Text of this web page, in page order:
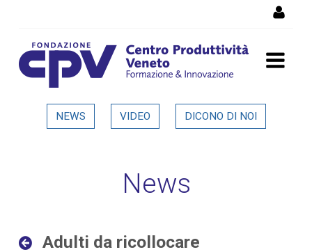
Adulti da ricollocare -
NEWS VIDEO DICONO DI NOI
News
Adulti da ricollocare